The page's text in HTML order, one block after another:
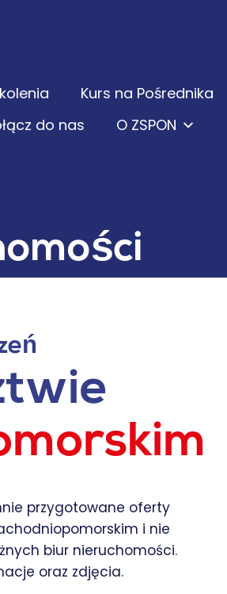
Kurs na Pośrednika
do nas
O ZSPON
przygotowane oferty
i nie
biur nieruchomości.
oraz zdjęcia.